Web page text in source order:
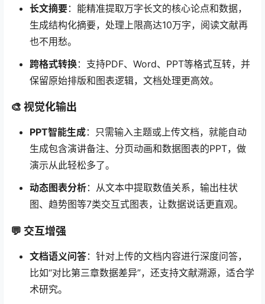
长文摘要：能精准提取万字长文的核心论点和数据，
生成结构化摘要，处理上限高达10万字，阅读文献再
也不用愁。
跨格式转换：支持PDF、Word、PPT等格式互转，并
保留原始排版和图表逻辑，文档处理更高效。
🎨 视觉化输出
PPT智能生成：只需输入主题或上传文档，就能自动
生成包含演讲备注、分页动画和数据图表的PPT，做
演示从此轻松多了。
动态图表分析：从文本中提取数值关系，输出柱状
图、趋势图等7类交互式图表，让数据说话更直观。
💬 交互增强
文档语义问答：针对上传的文档内容进行深度问答，
比如“对比第三章数据差异”，还支持文献溯源，适合学
术研究。